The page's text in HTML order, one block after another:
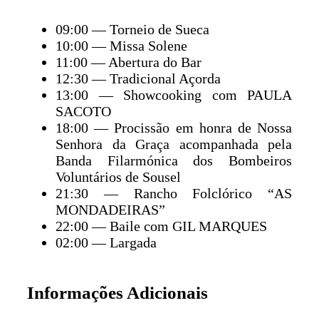
09:00 — Torneio de Sueca
10:00 — Missa Solene
11:00 — Abertura do Bar
12:30 — Tradicional Açorda
13:00 — Showcooking com PAULA
SACOTO
18:00 — Procissão em honra de Nossa
Senhora da Graça acompanhada pela
Banda Filarmónica dos Bombeiros
Voluntários de Sousel
21:30 — Rancho Folclórico “AS
MONDADEIRAS”
22:00 — Baile com GIL MARQUES
02:00 — Largada
Informações Adicionais